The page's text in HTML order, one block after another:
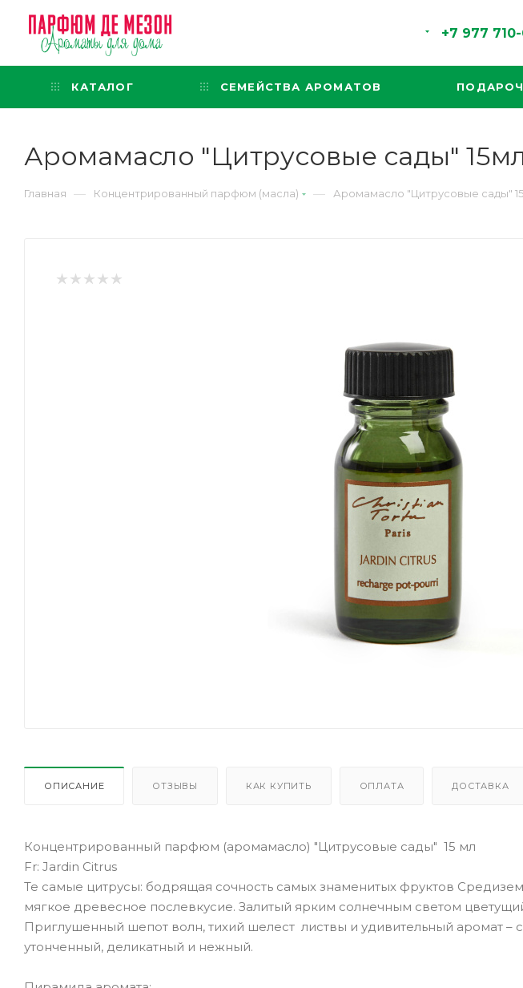
+7 977
КАТАЛОГ СЕМЕЙСТВА АРОМАТОВ
Аромамасло "Цитрусовые сады"
Главная — Концентрированный парфюм (масла) — Аромамасло "Цитрусовые сады"
ОПИСАНИЕ ОТЗЫВЫ КАК КУПИТЬ ОПЛАТА ДОСТАВКА
Концентрированный парфюм (аромамасло) "Цитрусовые сады" 15 мл
Fr: Jardin Citrus
Те самые цитрусы: бодрящая сочность самых знаменитых фруктов
мягкое древесное послевкусие. Залитый ярким солнечным светом
Приглушенный шепот волн, тихий шелест листвы и удивительный аромат –
утонченный, деликатный и нежный.